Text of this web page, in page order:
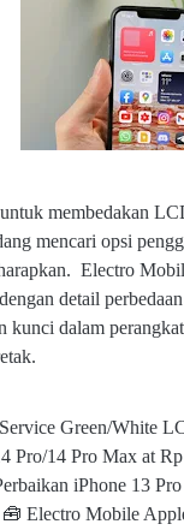
membedakan
mencari opsi
Electro
detail
kunci dalam
Green/White
Pro/14 Pro Max at
iPhone 13
Electro Mobile